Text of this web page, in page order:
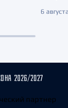
6
2026/2027